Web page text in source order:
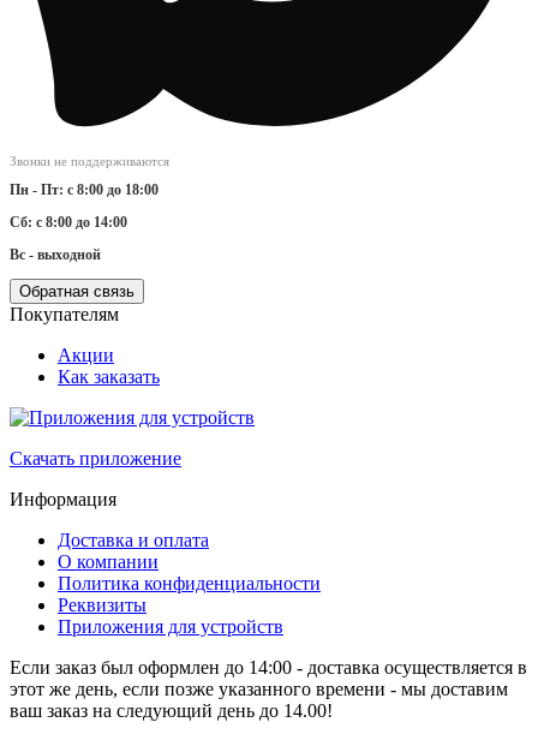
Звонки не поддерживаются
Пн - Пт: с 8:00 до 18:00
Сб: с 8:00 до 14:00
Вс - выходной
Обратная связь
Покупателям
Акции
Как заказать
Скачать приложение
Информация
Доставка и оплата
О компании
Политика конфиденциальности
Реквизиты
Приложения для устройств
Если заказ был оформлен до 14:00 - доставка осуществляется в
этот же день, если позже указанного времени - мы доставим
ваш заказ на следующий день до 14.00!